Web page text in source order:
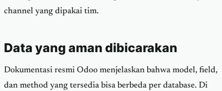
channel yang dipakai tim.
Data yang aman dibicarakan
Dokumentasi resmi Odoo menjelaskan bahwa model, field,
dan method yang tersedia bisa berbeda per database. Di